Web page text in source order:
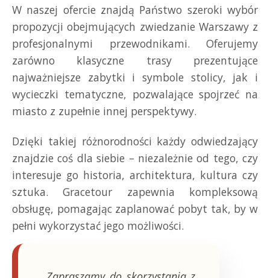
W naszej ofercie znajdą Państwo szeroki wybór
propozycji obejmujących zwiedzanie Warszawy z
profesjonalnymi przewodnikami. Oferujemy
zarówno klasyczne trasy prezentujące
najważniejsze zabytki i symbole stolicy, jak i
wycieczki tematyczne, pozwalające spojrzeć na
miasto z zupełnie innej perspektywy.
Dzięki takiej różnorodności każdy odwiedzający
znajdzie coś dla siebie – niezależnie od tego, czy
interesuje go historia, architektura, kultura czy
sztuka. Gracetour zapewnia kompleksową
obsługę, pomagając zaplanować pobyt tak, by w
pełni wykorzystać jego możliwości.